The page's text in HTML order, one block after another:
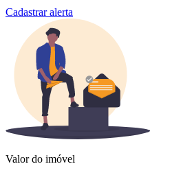
Cadastrar alerta
Valor do imóvel